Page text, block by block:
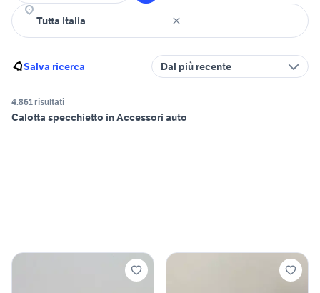
Salva ricerca Dal più recente
4.861 risultati
Calotta specchietto in Accessori auto